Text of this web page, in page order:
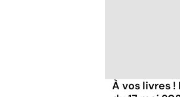
À vos livres